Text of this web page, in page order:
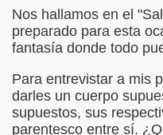
Nos hallamos en el
preparado para esta
fantasía donde todo
Para entrevistar a mis
darles un cuerpo
supuestos, sus
parentesco entre sí.
(Juan José Miñana)
a Charles Barbier
(Pedro Zurita)
Sus Precios (Pedro